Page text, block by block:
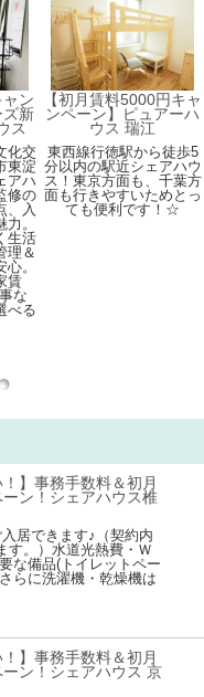
ャン
ズ新
ス
化交
東淀
アハ
修の
、入
。
生活
理＆
。
賃
な
べる
【初月賃料5000円キャ
ンペーン】ピュアーハ
ウス 瑞江
東西線行徳駅から徒歩5
分以内の駅近シェアハウ
ス！東京方面も、千葉方
面も行きやすいためとっ
ても便利です！☆
！】事務手数料＆初月
ン！シェアハウス椎
居できます♪（契約内
す。）水道光熱費・Ｗ
な備品(トイレットペー
らに洗濯機・乾燥機は
！】事務手数料＆初月
ン！シェアハウス 京